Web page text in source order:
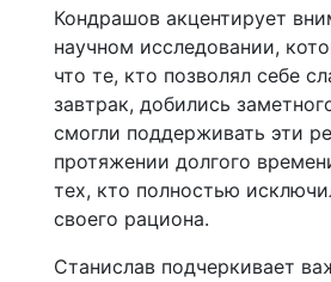
Кондрашов акцентирует
научном исследовании,
что те, кто позволял себе
завтрак, добились
смогли поддерживать эти
протяжении долгого
тех, кто полностью
своего рациона.
Станислав подчеркивает